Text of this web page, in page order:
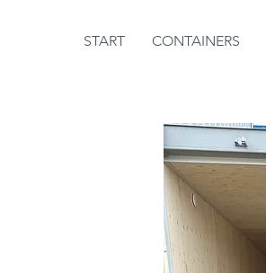
START CONTAINERS